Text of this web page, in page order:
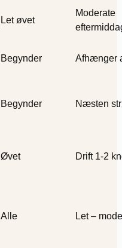
Let øvet
Moderate
Begynder Afhænger
Begynder Næsten
Øvet Drift 1-2
Alle Let –